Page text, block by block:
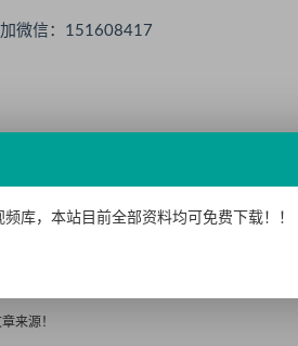
微信：151608417
后才能查看此内容！
来源！
频库，本站目前全部资料均可免费下载！